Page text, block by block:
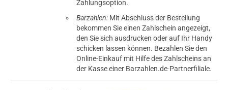
Zahlungsoption.
Barzahlen: Mit Abschluss der Bestellung
bekommen Sie einen Zahlschein angezeigt,
den Sie sich ausdrucken oder auf Ihr Handy
schicken lassen können. Bezahlen Sie den
Online-Einkauf mit Hilfe des Zahlscheins an
der Kasse einer Barzahlen.de-Partnerfiliale.